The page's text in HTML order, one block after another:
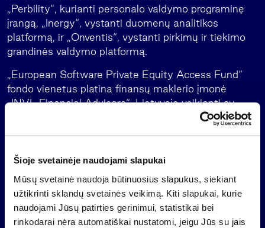
Šioje svetainėje naudojami slapukai
Mūsų svetainė naudoja būtinuosius slapukus, siekiant
užtikrinti sklandų svetainės veikimą. Kiti slapukai, kurie
naudojami Jūsų patirties gerinimui, statistikai bei
rinkodarai nėra automatiškai nustatomi, jeigu Jūs su jais
„Perbility“, kurianti personalo valdymo programinę
įrangą, „Inergy“, vystanti duomenų analitikos
platformą, ir „Onventis“, vystanti pirkimų ir tiekimo
grandinės valdymo platformą.
„European Software Private Equity Access Fund“
fondo vienetus platina finansų maklerio įmonė
„INVL Financial Advisors“, Lietuvoje veikianti su
prekės ženklu INVL Šeimos biuras. Minimalus
Apie „INVL Asset Management“
„INVL Asset Management“ yra pirmaujanti
alternatyvaus turto valdytoja Baltijos šalyse.
Siekiame geriausio rizikos ir grąžos santykio
investuotojams bei daryti teigiamą ekonominį